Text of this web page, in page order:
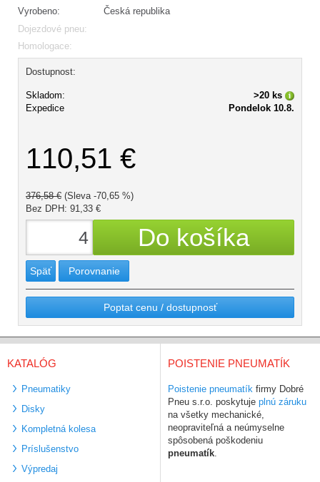
Vyrobeno:
Česká republika
Dojezdové pneu:
Homologace:
Dostupnost:
Skladom:
>20 ks
Expedice
Pondelok 10.8.
110,51 €
376,58 € (Sleva -70,65 %)
Bez DPH: 91,33 €
Späť Porovnanie
Poptat cenu / dostupnosť
KATALÓG
Pneumatiky
Disky
Kompletná kolesa
Príslušenstvo
Výpredaj
POISTENIE PNEUMATÍK
Poistenie pneumatík firmy Dobré
Pneu s.r.o. poskytuje plnú záruku
na všetky mechanické,
neopraviteľná a neúmyselne
spôsobená poškodeniu
pneumatík